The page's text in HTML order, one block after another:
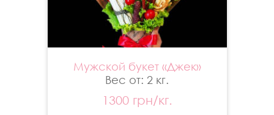
Мужской букет «Джек»
Вес от: 2 кг.
1300 грн/кг.